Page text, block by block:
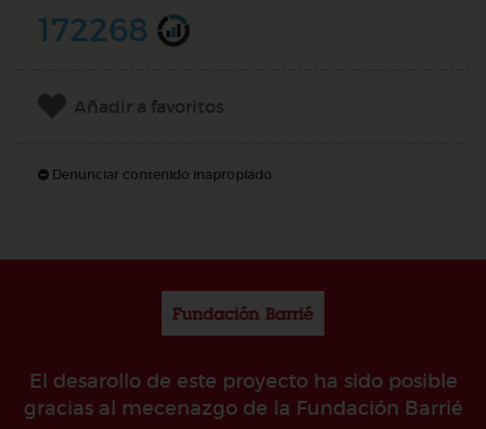
172268
Añadir a favoritos
Denunciar contenido inapropiado
El desarollo de este proyecto ha sido posible
gracias al mecenazgo de la Fundación Barrié